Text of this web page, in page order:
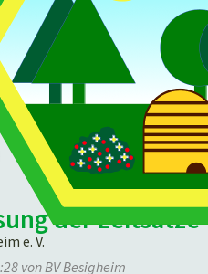
e. V.
Termine
der
von BV Besigheim